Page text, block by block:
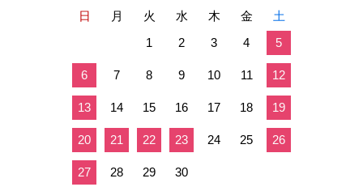
日 月 火 水 木 金
土
1
2 3 4 5
6 7 8 9 10 11 12
13 14 15 16 17 18 19
20 21 22 23 24 25 26
27 28 29 30